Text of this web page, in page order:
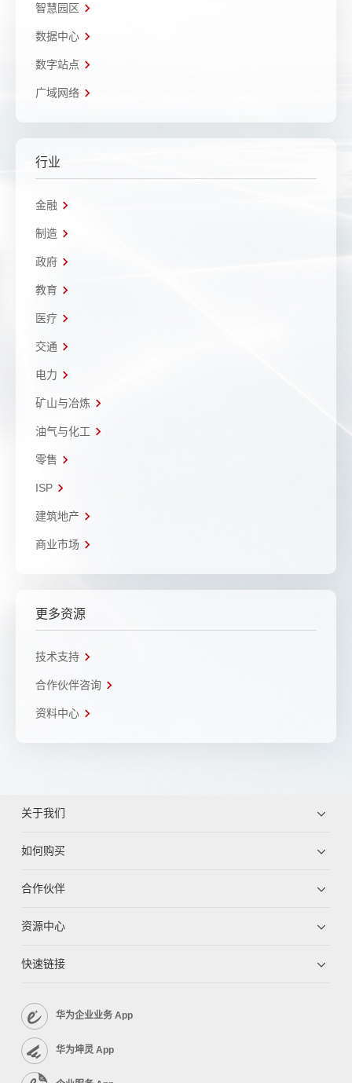
智慧园区
数据中心
数字站点
广域网络
行业
金融
制造
政府
教育
医疗
交通
电力
矿山与冶炼
油气与化工
零售
ISP
建筑地产
商业市场
更多资源
技术支持
合作伙伴咨询
资料中心
关于我们
如何购买
合作伙伴
资源中心
快速链接
华为企业业务 App
华为坤灵 App